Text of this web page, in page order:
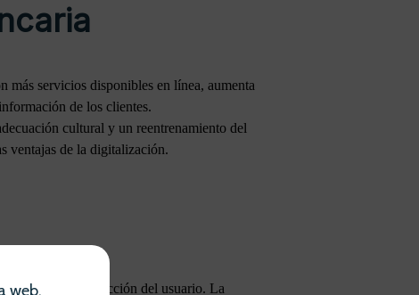
más servicios disponibles en línea, aumenta
de los clientes.
cultural y un reentrenamiento del
ventajas de la digitalización.
así la satisfacción del usuario. La
web.